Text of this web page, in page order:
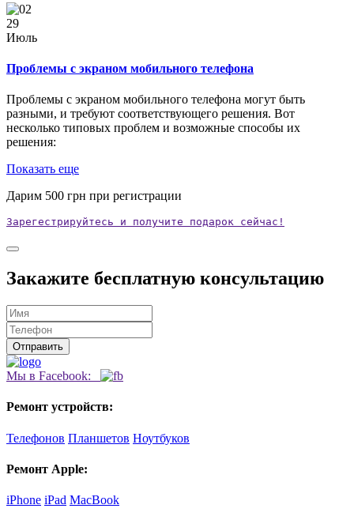
29
Июль
Проблемы с экраном мобильного телефона
Проблемы с экраном мобильного телефона могут быть
разными, и требуют соответствующего решения. Вот
несколько типовых проблем и возможные способы их
решения:
Показать еще
Дарим 500 грн при регистрации
Зарегестрируйтесь и получите подарок сейчас!
Закажите бесплатную консультацию
Мы в Facebook:
Ремонт устройств:
Телефонов Планшетов Ноутбуков
Ремонт Apple:
iPhone iPad MacBook